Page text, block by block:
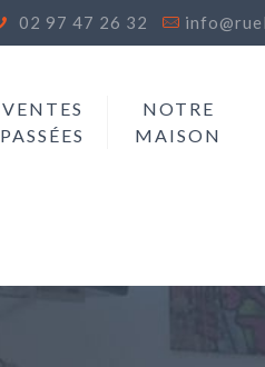
02 97 47 26 32
VENTES
PASSÉES
NOTRE
MAISON